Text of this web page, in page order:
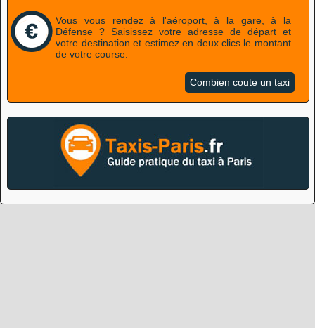
Vous vous rendez à l'aéroport, à la gare, à la
Défense ? Saisissez votre adresse de départ et
votre destination et estimez en deux clics le montant
de votre course.
Combien coute un taxi